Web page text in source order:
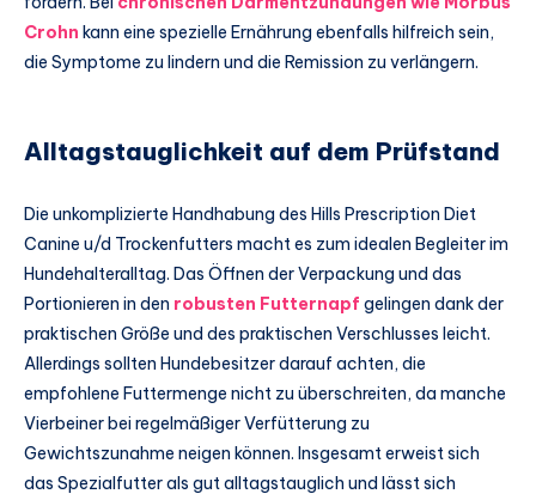
Crohn kann eine spezielle Ernährung ebenfalls hilfreich sein,
die Symptome zu lindern und die Remission zu verlängern.
Alltagstauglichkeit auf dem Prüfstand
Die unkomplizierte Handhabung des Hills Prescription Diet
Canine u/d Trockenfutters macht es zum idealen Begleiter im
Hundehalteralltag. Das Öffnen der Verpackung und das
Portionieren in den robusten Futternapf gelingen dank der
praktischen Größe und des praktischen Verschlusses leicht.
Allerdings sollten Hundebesitzer darauf achten, die
empfohlene Futtermenge nicht zu überschreiten, da manche
Vierbeiner bei regelmäßiger Verfütterung zu
Gewichtszunahme neigen können. Insgesamt erweist sich
das Spezialfutter als gut alltagstauglich und lässt sich